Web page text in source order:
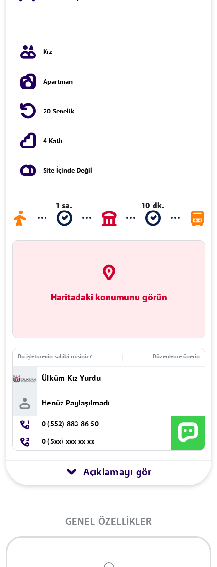
Kız
Apartman
20 Senelik
4 Katlı
Site İçinde Değil
1 sa. 10 dk.
Haritadaki konumunu görün
Bu işletmenin sahibi misiniz? Düzenleme önerin
Ülküm Kız Yurdu
Henüz Paylaşılmadı
0 (552) 883 86 50
0 (5xx) xxx xx xx
Açıklamayı gör
GENEL ÖZELLIKLER